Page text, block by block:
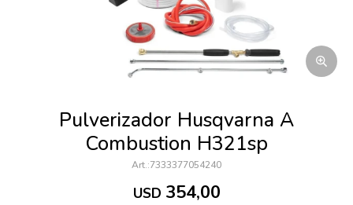
Pulverizador Husqvarna A
Combustion H321sp
7333377054240
USD 354,00